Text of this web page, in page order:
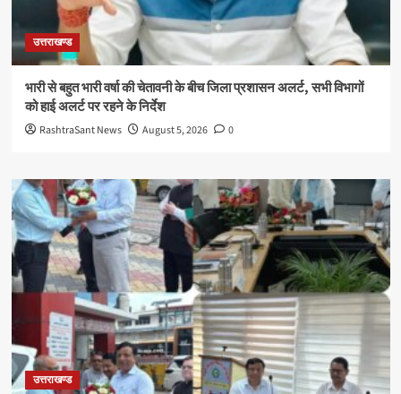
उत्तराखण्ड
भारी से बहुत भारी वर्षा की चेतावनी के बीच जिला प्रशासन अलर्ट, सभी विभागों
को हाई अलर्ट पर रहने के निर्देश
RashtraSant News August 5, 2026 0
उत्तराखण्ड